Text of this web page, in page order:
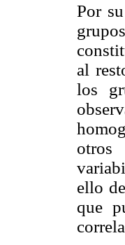
Por
al
los
otros
ello
que